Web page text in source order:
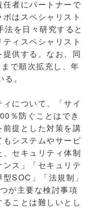
者にパートナーで
はスペシャリスト
を日々研究すると
ィスペシャリスト
供する。なお、同
で順次拡充し、年
。
について、「サイ
％防ぐことはでき
提とした対策を講
システムやサービ
セキュリティ体制
ス」「セキュリテ
SOC」「法規制」
が主要な検討事項
ことは難しいとし